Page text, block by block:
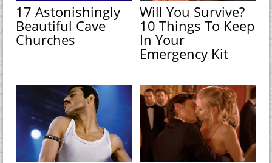
17 Astonishingly
Beautiful Cave
Churches
Will You Survive?
10 Things To Keep
In Your
Emergency Kit